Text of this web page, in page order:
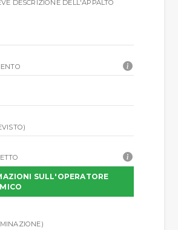
DESCRIZIONE DELL'APPALTO
SULL'OPERATORE